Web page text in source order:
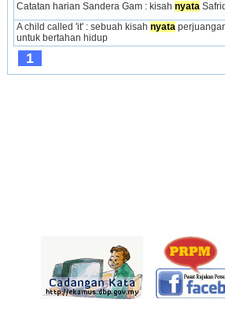
Catatan harian Sandera Gam : kisah nyata
A child called 'it' : sebuah kisah nyata
untuk bertahan hidup
1